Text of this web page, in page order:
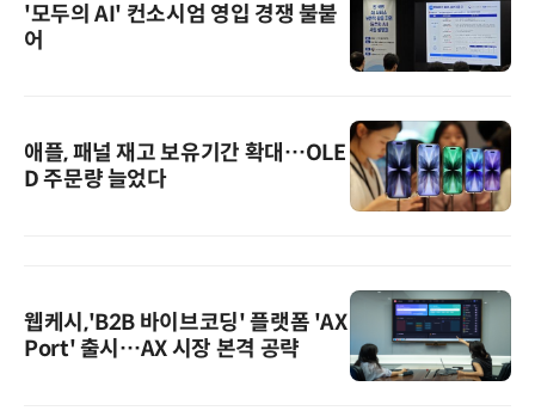
'모두의 AI' 컨소시엄 영입 경쟁 불붙
어
애플, 패널 재고 보유기간 확대…OLE
D 주문량 늘었다
웹케시,'B2B 바이브코딩' 플랫폼 'AX
Port' 출시…AX 시장 본격 공략